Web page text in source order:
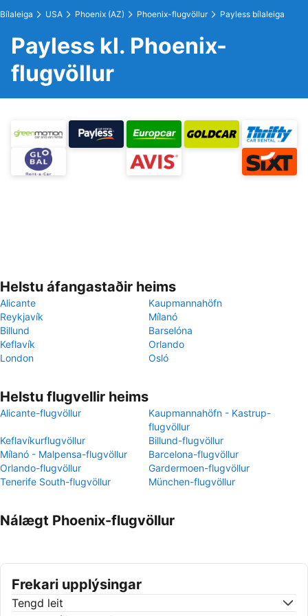
Bílaleiga USA Phoenix (AZ) Phoenix-flugvöllur Payless bílaleiga
Payless kl. Phoenix-
flugvöllur
Helstu áfangastaðir heims
Alicante
Kaupmannahöfn
Reykjavík
Mílanó
Billund
Barselóna
Keflavík
Orlando
London
Osló
Helstu flugvellir heims
Alicante-flugvöllur
Kaupmannahöfn - Kastrup-
flugvöllur
Keflavíkurflugvöllur
Billund-flugvöllur
Mílanó - Malpensa-flugvöllur
Barcelona-flugvöllur
Orlando-flugvöllur
Gardermoen-flugvöllur
Tenerife South-flugvöllur
München-flugvöllur
Nálægt Phoenix-flugvöllur
Frekari upplýsingar
Tengd leit